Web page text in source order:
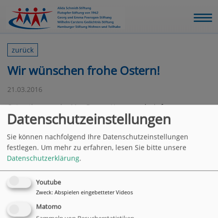
zurück
Wir wünschen frohe Ostern!
21.03.2016
Osterstimmung im Max Brauer Haus - und wir freuen uns
schon auf die Bewohnerreise nach Bad Lauterberg vom 3. bis
zurück
Hauptverwaltung
Datenschutzeinstellungen
Sie können nachfolgend Ihre Datenschutzeinstellungen
festlegen. Um mehr zu erfahren, lesen Sie bitte unsere
Datenschutzerklärung.
Youtube
Zweck: Abspielen eingebetteter Videos
Matomo